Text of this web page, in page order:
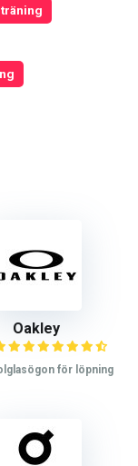
träning
Oakley
för löpning